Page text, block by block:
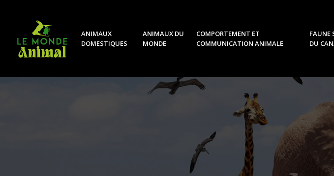
ANIMAUX
DOMESTIQUES
ANIMAUX DU
MONDE
COMPORTEMENT ET
COMMUNICATION ANIMALE
FAUNE
DU